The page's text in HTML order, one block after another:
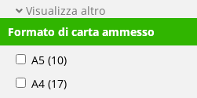
Visualizza altro
Formato di carta ammesso
A5 (10)
A4 (17)